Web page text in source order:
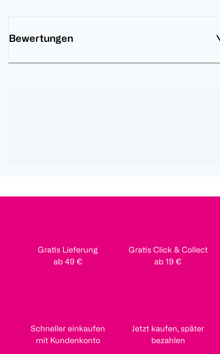
Bewertungen
Gratis Lieferung
ab 49 €
Gratis Click & Collect
ab 19 €
Schneller einkaufen
mit Kundenkonto
Jetzt kaufen, später
bezahlen